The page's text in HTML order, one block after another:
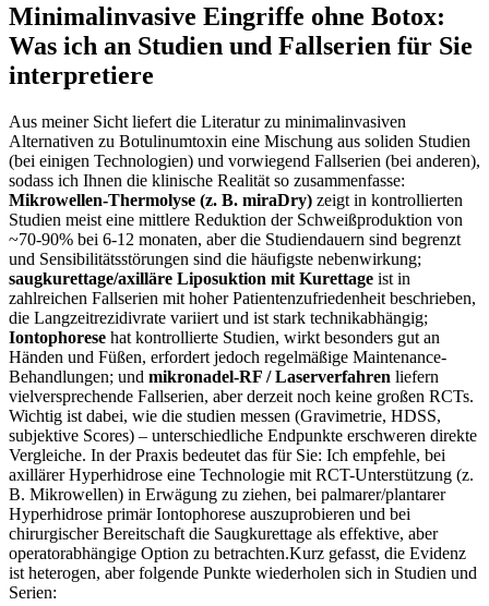
Minimalinvasive Eingriffe​ ohne Botox:
Was ich an Studien und Fallserien‍ für Sie
interpretiere
Aus meiner Sicht liefert die Literatur zu minimalinvasiven
Alternativen zu Botulinumtoxin eine Mischung‌ aus⁢ soliden Studien⁣
(bei einigen Technologien) und vorwiegend Fallserien (bei anderen),
sodass ich Ihnen die klinische Realität so zusammenfasse:
Mikrowellen-Thermolyse (z. B. miraDry) zeigt in kontrollierten
Studien meist eine mittlere Reduktion der Schweißproduktion von
~70-90% bei 6-12 monaten, aber die Studiendauern sind begrenzt
und Sensibilitätsstörungen sind die ⁤häufigste nebenwirkung;
saugkurettage/axilläre Liposuktion‌ mit Kurettage ist in⁣
zahlreichen Fallserien mit hoher‌ Patientenzufriedenheit beschrieben,
⁤die Langzeitrezidivrate variiert und ist stark technikabhängig;
Iontophorese hat kontrollierte Studien, wirkt ⁣besonders gut an
Händen und Füßen, erfordert jedoch regelmäßige Maintenance-
Behandlungen; und mikronadel-RF / Laserverfahren liefern
vielversprechende Fallserien,‍ aber derzeit noch keine⁣ großen RCTs.
Wichtig ist dabei, ​wie die ​studien messen (Gravimetrie, HDSS,
subjektive⁤ Scores) – unterschiedliche Endpunkte erschweren direkte
Vergleiche. In der Praxis bedeutet das für Sie: Ich empfehle, bei
axillärer⁤ Hyperhidrose ‍eine Technologie mit⁢ RCT-Unterstützung (z.
B. Mikrowellen) in Erwägung zu ziehen, bei palmarer/plantarer
Hyperhidrose primär Iontophorese auszuprobieren und bei⁤
chirurgischer Bereitschaft die Saugkurettage als effektive, aber
operatorabhängige Option zu betrachten.Kurz​ gefasst, die Evidenz
ist heterogen, aber folgende Punkte wiederholen ⁤sich in Studien⁣ und‍
Serien: